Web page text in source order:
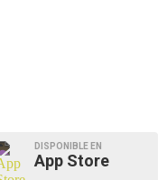
DISPONIBLE EN
App Store